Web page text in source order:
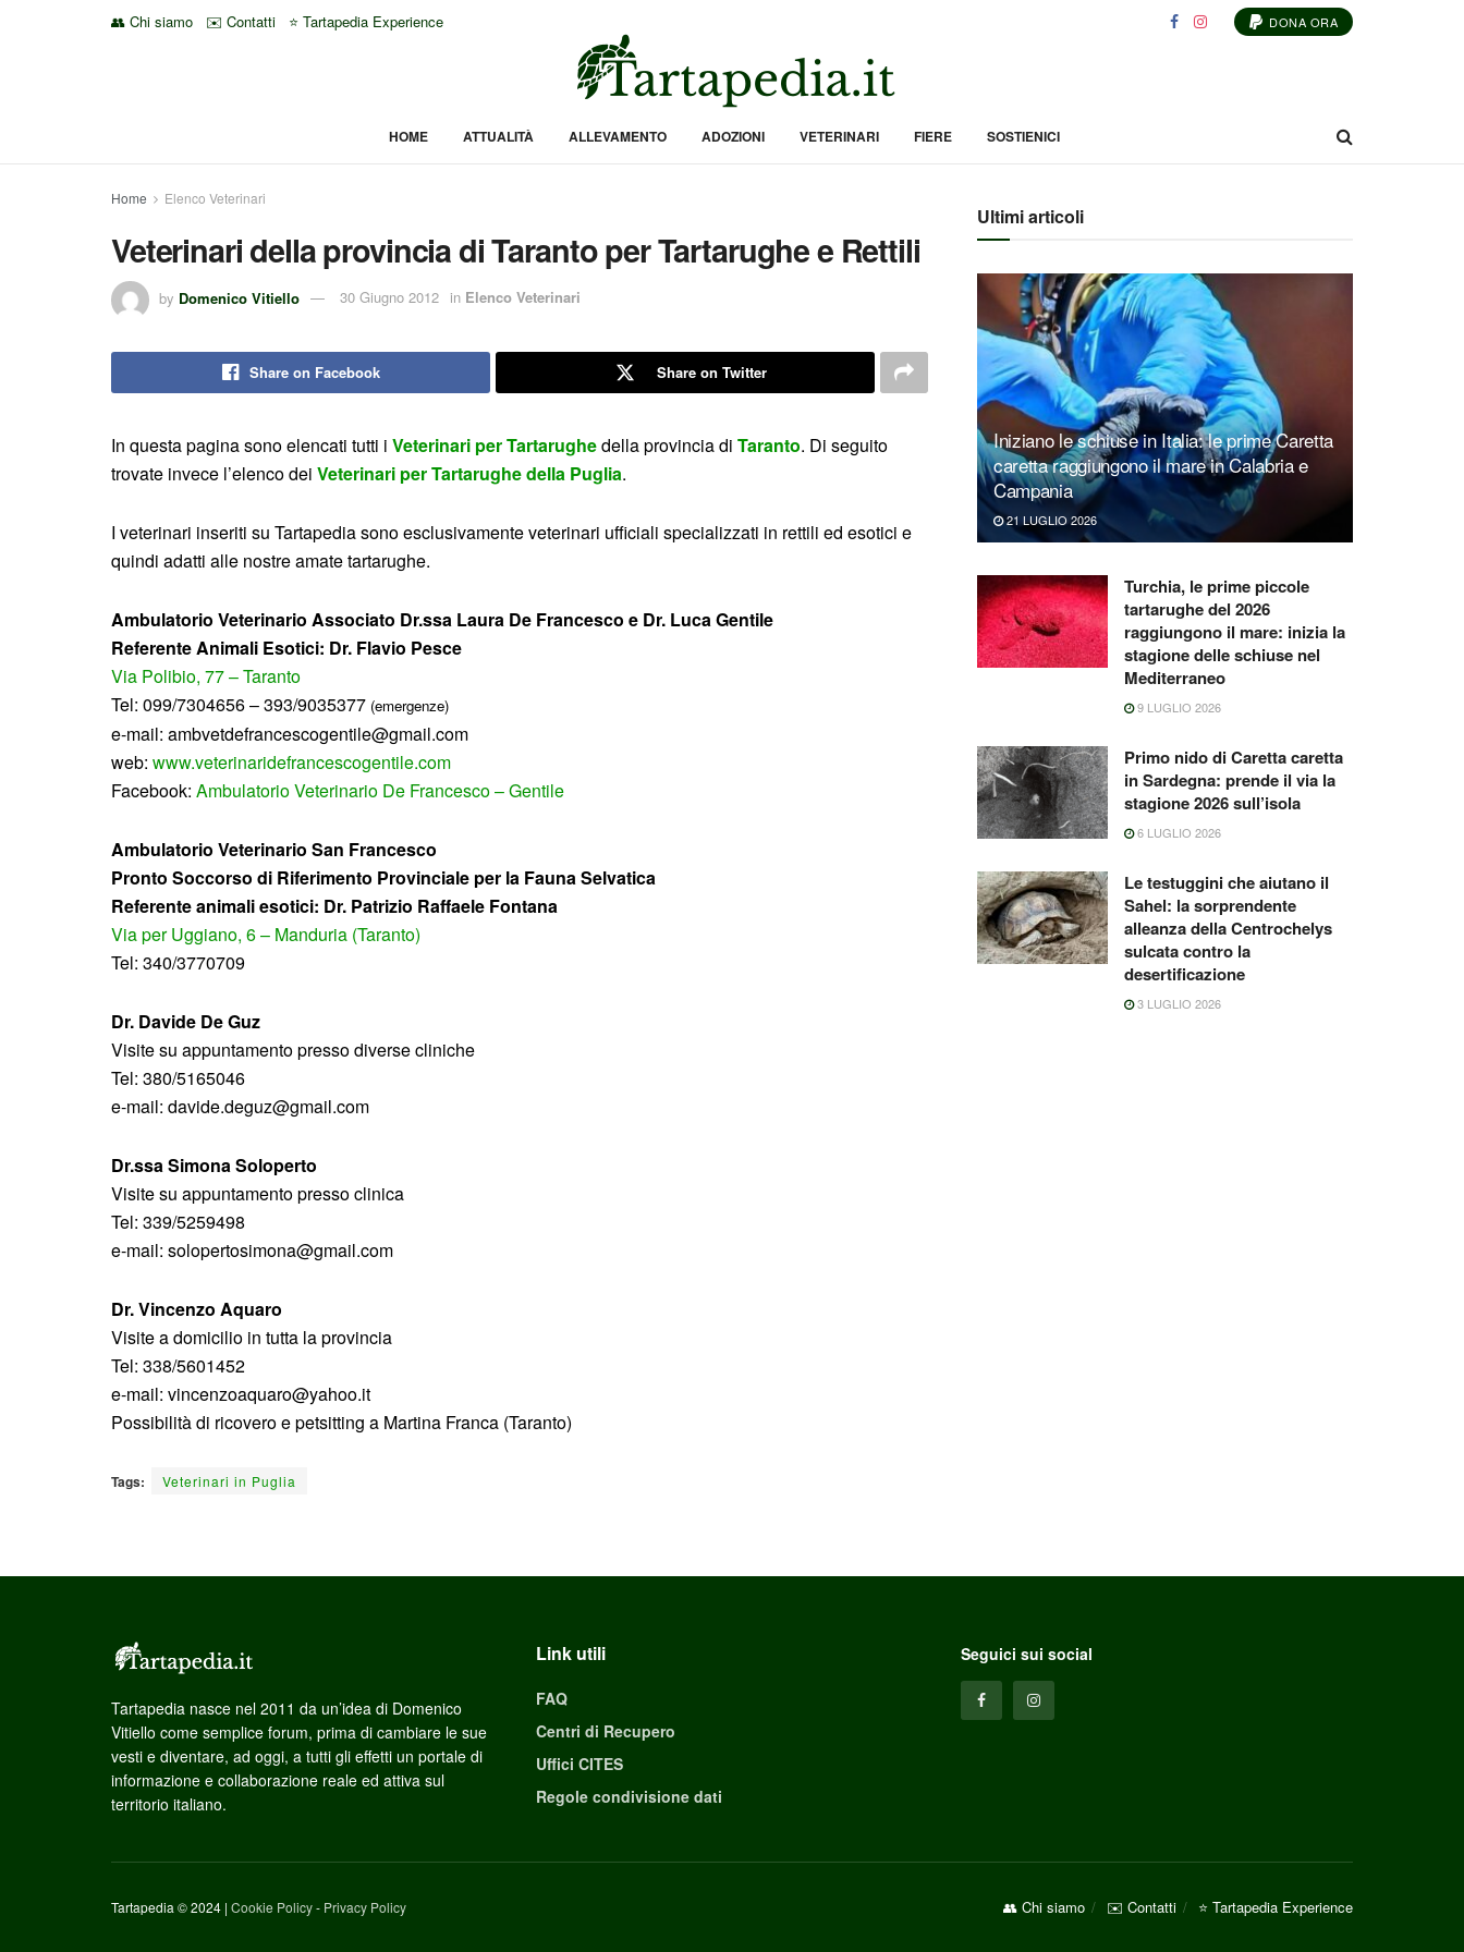
👥 Chi siamo ✉️ Contatti ⭐ Tartapedia Experience DONA ORA
HOME ATTUALITÀ ALLEVAMENTO ADOZIONI VETERINARI FIERE SOSTIENICI
Home Elenco Veterinari
Veterinari della provincia di Taranto per Tartarughe e Rettili
by Domenico Vitiello 30 Giugno 2012 in Elenco Veterinari
Share on Facebook Share on Twitter
In questa pagina sono elencati tutti i Veterinari per Tartarughedella provincia di Taranto. Di seguito
trovate invece l’elenco dei Veterinari per Tartarughe della Puglia.
I veterinari inseriti su Tartapedia sono esclusivamente veterinari ufficiali specializzati in rettili ed esotici e
quindi adatti alle nostre amate tartarughe.
Ambulatorio Veterinario Associato Dr.ssa Laura De Francesco e Dr. Luca Gentile
Referente Animali Esotici: Dr. Flavio Pesce
Via Polibio, 77 – Taranto
Tel: 099/7304656 – 393/9035377 (emergenze)
e-mail: ambvetdefrancescogentile@gmail.com
web: www.veterinaridefrancescogentile.com
Facebook: Ambulatorio Veterinario De Francesco – Gentile
Ambulatorio Veterinario San Francesco
Pronto Soccorso di Riferimento Provinciale per la Fauna Selvatica
Referente animali esotici: Dr. Patrizio Raffaele Fontana
Via per Uggiano, 6 – Manduria (Taranto)
Tel: 340/3770709
Dr. Davide De Guz
Visite su appuntamento presso diverse cliniche
Tel: 380/5165046
e-mail: davide.deguz@gmail.com
Dr.ssa Simona Soloperto
Visite su appuntamento presso clinica
Tel: 339/5259498
e-mail: solopertosimona@gmail.com
Dr. Vincenzo Aquaro
Visite a domicilio in tutta la provincia
Tel: 338/5601452
e-mail: vincenzoaquaro@yahoo.it
Possibilità di ricovero e petsitting a Martina Franca (Taranto)
Tags: Veterinari in Puglia
Ultimi articoli
Iniziano le schiuse in Italia: le prime Caretta
caretta raggiungono il mare in Calabria e
Campania
21 LUGLIO 2026
Turchia, le prime piccole
tartarughe del 2026
raggiungono il mare: inizia la
stagione delle schiuse nel
Mediterraneo
9 LUGLIO 2026
Primo nido di Caretta caretta
in Sardegna: prende il via la
stagione 2026 sull’isola
6 LUGLIO 2026
Le testuggini che aiutano il
Sahel: la sorprendente
alleanza della Centrochelys
sulcata contro la
desertificazione
3 LUGLIO 2026
Tartapedia nasce nel 2011 da un’idea di Domenico
Vitiello come semplice forum, prima di cambiare le sue
vesti e diventare, ad oggi, a tutti gli effetti un portale di
informazione e collaborazione reale ed attiva sul
territorio italiano.
Link utili
FAQ
Centri di Recupero
Uffici CITES
Regole condivisione dati
Seguici sui social
👥 Chi siamo ✉️ Contatti ⭐ Tartapedia Experience
Tartapedia © 2024 | Cookie Policy- Privacy Policy